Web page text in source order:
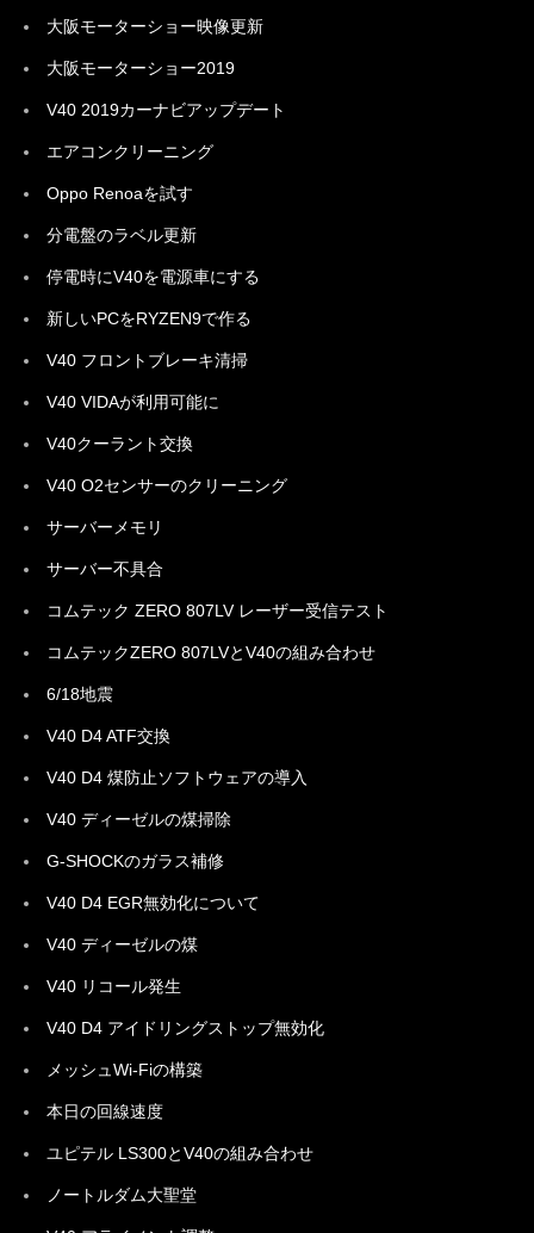
大阪モーターショー映像更新
大阪モーターショー2019
V40 2019カーナビアップデート
エアコンクリーニング
Oppo Renoaを試す
分電盤のラベル更新
停電時にV40を電源車にする
新しいPCをRYZEN9で作る
V40 フロントブレーキ清掃
V40 VIDAが利用可能に
V40クーラント交換
V40 O2センサーのクリーニング
サーバーメモリ
サーバー不具合
コムテック ZERO 807LV レーザー受信テスト
コムテックZERO 807LVとV40の組み合わせ
6/18地震
V40 D4 ATF交換
V40 D4 煤防止ソフトウェアの導入
V40 ディーゼルの煤掃除
G-SHOCKのガラス補修
V40 D4 EGR無効化について
V40 ディーゼルの煤
V40 リコール発生
V40 D4 アイドリングストップ無効化
メッシュWi-Fiの構築
本日の回線速度
ユピテル LS300とV40の組み合わせ
ノートルダム大聖堂